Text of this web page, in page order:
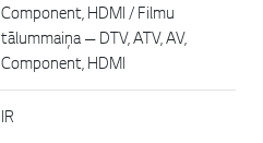
Component, HDMI / Filmu
tālummaiņa — DTV, ATV, AV,
Component, HDMI
IR